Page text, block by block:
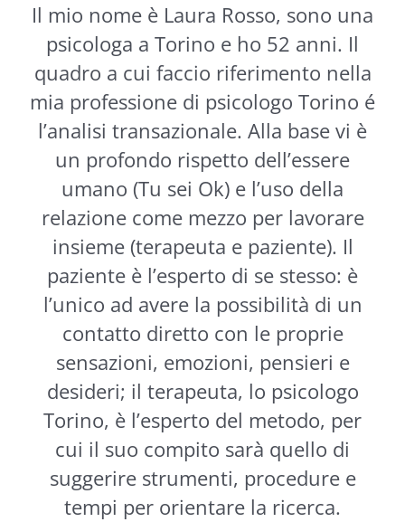
Il mio nome è Laura Rosso, sono una
psicologa a Torino e ho 52 anni. Il
quadro a cui faccio riferimento nella
mia professione di psicologo Torino é
l’analisi transazionale. Alla base vi è
un profondo rispetto dell’essere
umano (Tu sei Ok) e l’uso della
relazione come mezzo per lavorare
insieme (terapeuta e paziente). Il
paziente è l’esperto di se stesso: è
l’unico ad avere la possibilità di un
contatto diretto con le proprie
sensazioni, emozioni, pensieri e
desideri; il terapeuta, lo psicologo
Torino, è l’esperto del metodo, per
cui il suo compito sarà quello di
suggerire strumenti, procedure e
tempi per orientare la ricerca.